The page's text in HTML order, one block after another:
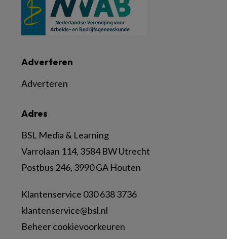
Adres
BSL Media & Learning
Varrolaan 114, 3584 BW Utrecht
Postbus 246, 3990 GA Houten
Klantenservice 030 638 3736
klantenservice@bsl.nl
Beheer cookievoorkeuren
Adverteren
Adverteren